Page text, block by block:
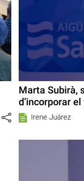
Marta Subirà,
d’incorporar
Irene Juárez